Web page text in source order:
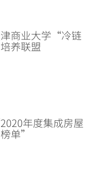
商业大学“冷链
养联盟
年度集成房屋
单”